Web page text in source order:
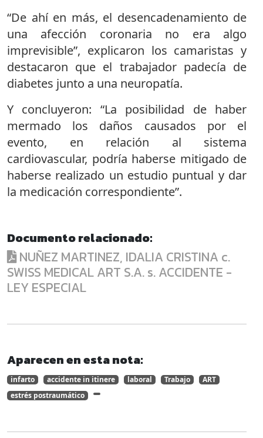
“De ahí en más, el desencadenamiento de
una afección coronaria no era algo
imprevisible”, explicaron los camaristas y
destacaron que el trabajador padecía de
diabetes junto a una neuropatía.
Y concluyeron: “La posibilidad de haber
mermado los daños causados por el
evento, en relación al sistema
cardiovascular, podría haberse mitigado de
haberse realizado un estudio puntual y dar
la medicación correspondiente”.
Documento relacionado:
NUÑEZ MARTINEZ, IDALIA CRISTINA c.
SWISS MEDICAL ART S.A. s. ACCIDENTE -
LEY ESPECIAL
Aparecen en esta nota:
infarto accidente in itinere laboral Trabajo
ART
estrés postraumático